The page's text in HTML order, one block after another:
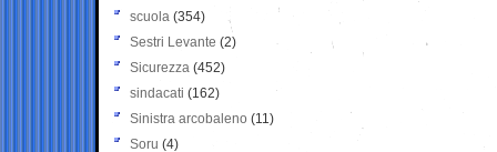
scuola (354)
Sestri Levante (2)
Sicurezza (452)
sindacati (162)
Sinistra arcobaleno (11)
Soru (4)